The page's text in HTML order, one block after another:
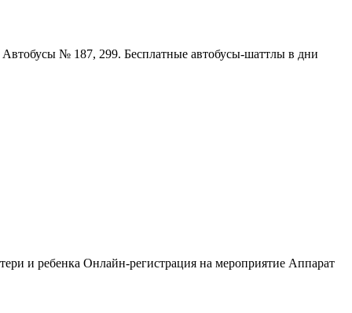
№ 187, 299. Бесплатные автобусы-шаттлы в дни
и ребенка Онлайн-регистрация на мероприятие Аппарат